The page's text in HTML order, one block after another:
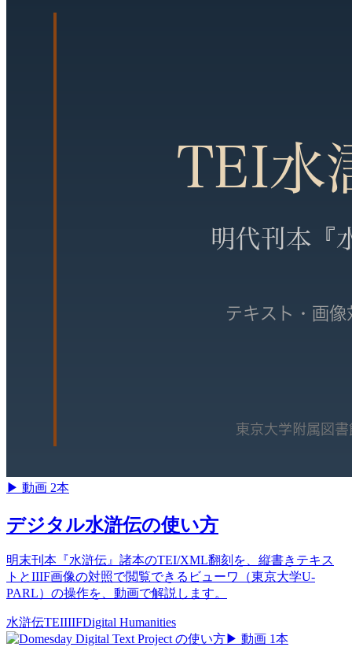
▶ 動画 2本
デジタル水滸伝の使い方
明末刊本『水滸伝』諸本のTEI/XML翻刻を、縦書きテキス
トとIIIF画像の対照で閲覧できるビューワ（東京大学U-
PARL）の操作を、動画で解説します。
水滸伝TEIIIIFDigital Humanities
▶ 動画 1本